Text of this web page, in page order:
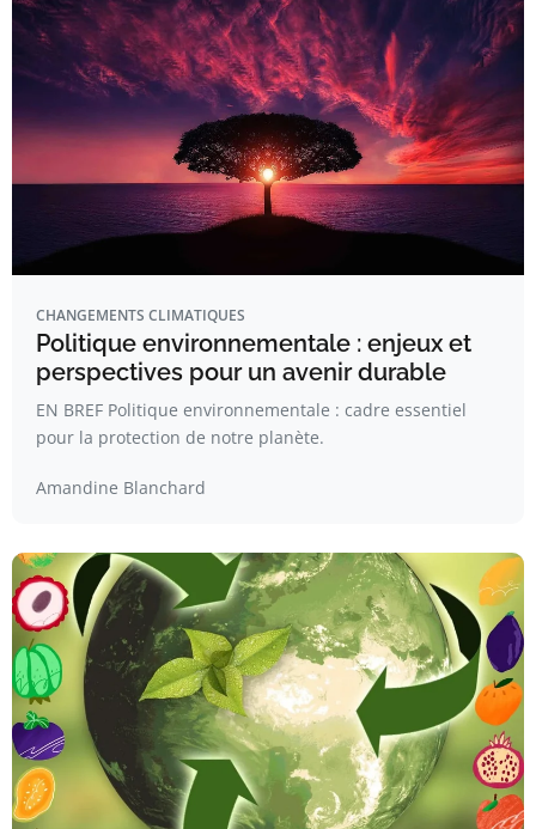
CHANGEMENTS CLIMATIQUES
Politique environnementale : enjeux et
perspectives pour un avenir durable
EN BREF Politique environnementale : cadre essentiel
pour la protection de notre planète.
Amandine Blanchard